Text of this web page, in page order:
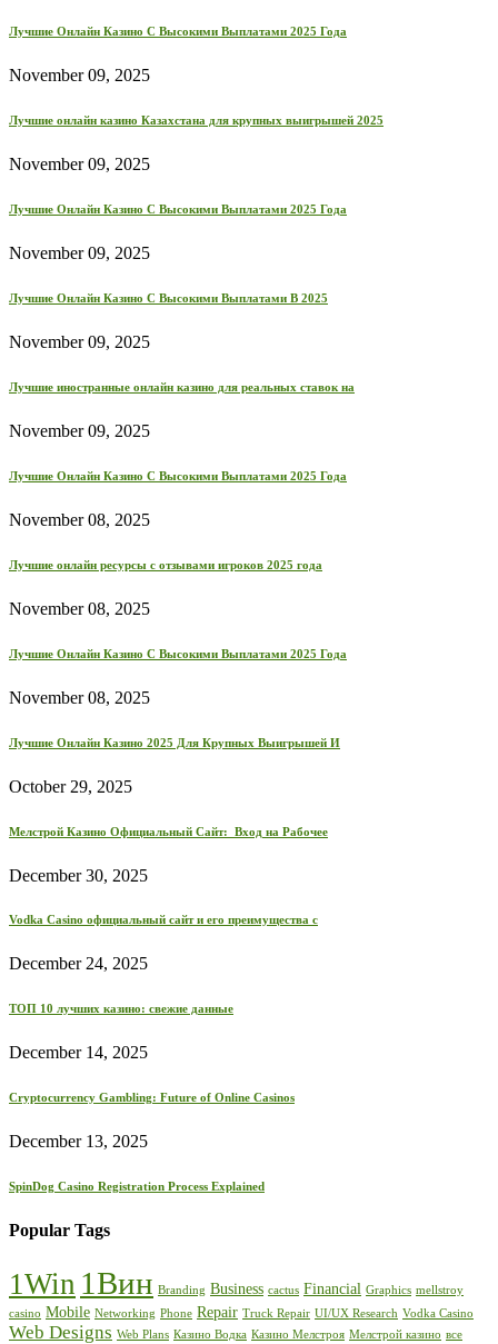
Лучшие Онлайн Казино С Высокими Выплатами 2025 Года
November 09, 2025
Лучшие онлайн казино Казахстана для крупных выигрышей 2025
November 09, 2025
Лучшие Онлайн Казино С Высокими Выплатами 2025 Года
November 09, 2025
Лучшие Онлайн Казино С Высокими Выплатами В 2025
November 09, 2025
Лучшие иностранные онлайн казино для реальных ставок на
November 09, 2025
Лучшие Онлайн Казино С Высокими Выплатами 2025 Года
November 08, 2025
Лучшие онлайн ресурсы с отзывами игроков 2025 года
November 08, 2025
Лучшие Онлайн Казино С Высокими Выплатами 2025 Года
November 08, 2025
Лучшие Онлайн Казино 2025 Для Крупных Выигрышей И
October 29, 2025
Мелстрой Казино Официальный Сайт: ️ Вход на Рабочее
December 30, 2025
Vodka Casino официальный сайт и его преимущества с
December 24, 2025
ТОП 10 лучших казино: свежие данные
December 14, 2025
Cryptocurrency Gambling: Future of Online Casinos
December 13, 2025
SpinDog Casino Registration Process Explained
Popular Tags
1Win 1Вин Branding Business cactus Financial Graphics mellstroy
casino Mobile Networking Phone Repair Truck Repair UI/UX Research Vodka Casino
Web Designs Web Plans Казино Водка Казино Мелстроя Мелстрой казино все